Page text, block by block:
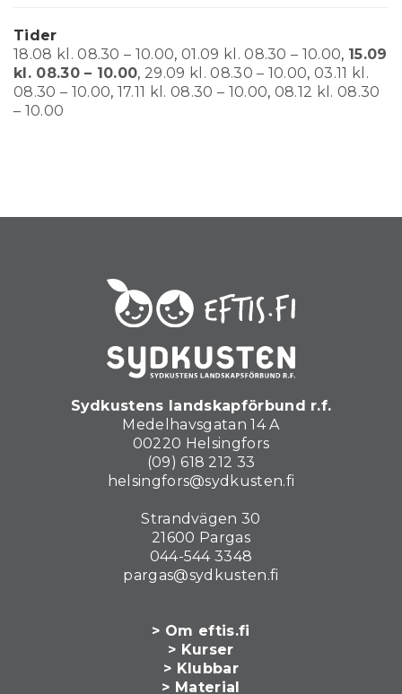
Tider
18.08 kl. 08.30 – 10.00, 01.09 kl. 08.30 – 10.00, 15.09
kl. 08.30 – 10.00, 29.09 kl. 08.30 – 10.00, 03.11 kl.
08.30 – 10.00, 17.11 kl. 08.30 – 10.00, 08.12 kl. 08.30
– 10.00
Sydkustens landskapförbund r.f.
Medelhavsgatan 14 A
00220 Helsingfors
(09) 618 212 33
helsingfors@sydkusten.fi
Strandvägen 30
21600 Pargas
044-544 3348
pargas@sydkusten.fi
> Om eftis.fi
> Kurser
> Klubbar
> Material